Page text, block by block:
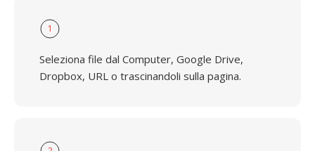
1
Seleziona file dal Computer, Google Drive,
Dropbox, URL o trascinandoli sulla pagina.